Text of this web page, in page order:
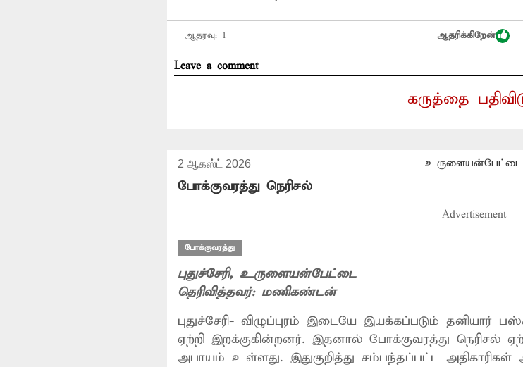
ஆதரவு: 1 ஆதரிக்கிறேன்
Leave a comment
கருத்தை
2 ஆகஸ்ட் 2026 உருளையன்பேட்டை
போக்குவரத்து நெரிசல்
Advertisement
போக்குவரத்து
புதுச்சேரி, உருளையன்பேட்டை
தெரிவித்தவர்: மணிகண்டன்
புதுச்சேரி- விழுப்புரம் இடையே இயக்கப்படும் தனியார் பஸ்கள்
ஏற்றி இறக்குகின்றனர். இதனால் போக்குவரத்து நெரிசல்
அபாயம் உள்ளது. இதுகுறித்து சம்பந்தப்பட்ட அதிகாரிகள்